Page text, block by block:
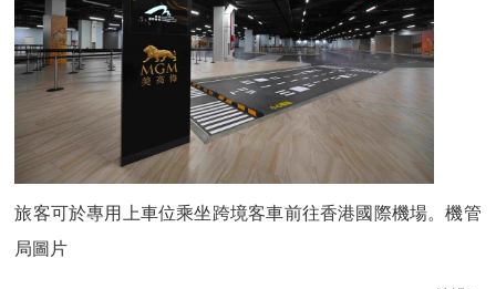
旅客可於專用上車位乘坐跨境客車前往香港國際機場。機管
局圖片